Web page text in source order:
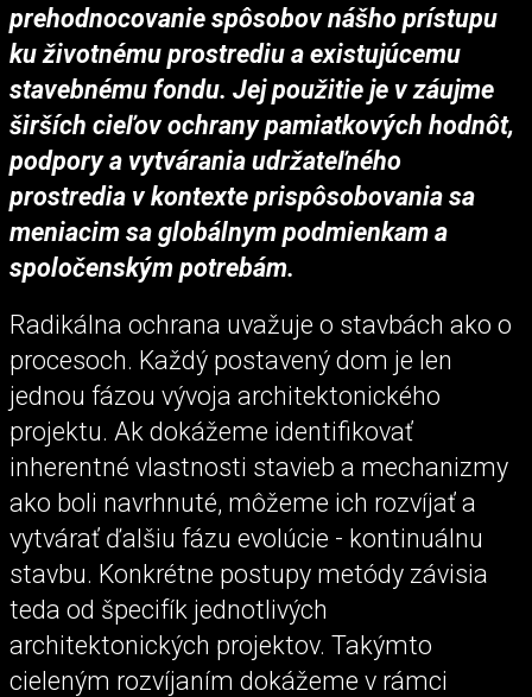
prehodnocovanie spôsobov nášho prístupu
ku životnému prostrediu a existujúcemu
stavebnému fondu. Jej použitie je v záujme
širších cieľov ochrany pamiatkových hodnôt,
podpory a vytvárania udržateľného
prostredia v kontexte prispôsobovania sa
meniacim sa globálnym podmienkam a
spoločenským potrebám.
Radikálna ochrana uvažuje o stavbách ako o
procesoch. Každý postavený dom je len
jednou fázou vývoja architektonického
projektu. Ak dokážeme identifikovať
inherentné vlastnosti stavieb a mechanizmy
ako boli navrhnuté, môžeme ich rozvíjať a
vytvárať ďalšiu fázu evolúcie - kontinuálnu
stavbu. Konkrétne postupy metódy závisia
teda od špecifík jednotlivých
architektonických projektov. Takýmto
cieleným rozvíjaním dokážeme v rámci